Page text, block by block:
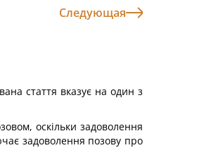
Следующая
стаття вказує на один з
оскільки задоволення
задоволення позову про